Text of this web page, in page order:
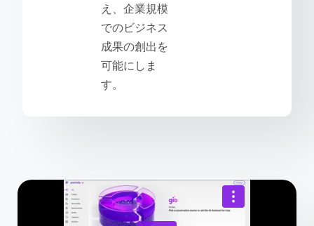
え、企業規模
でのビジネス
成果の創出を
可能にしま
す。